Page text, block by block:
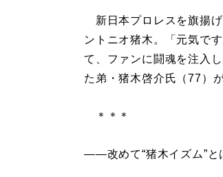
新日本プロレスを旗揚
ントニオ猪木。「元気で
て、ファンに闘魂を注入
た弟・猪木啓介氏（77）
＊＊＊
――改めて“猪木イズム”と